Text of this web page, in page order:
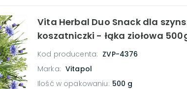
Vita Herbal Duo Snack dla
koszatniczki - łąka ziołowa
Kod producenta: ZVP-4376
Marka: Vitapol
Ilość w opakowaniu: 500 g